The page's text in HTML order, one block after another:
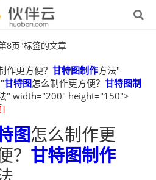
8页"标签的文章
作更方便？ 甘特图制作方法"
甘特图怎么制作更方便？ 甘特图制
" width="200" height="150">
]
图怎么制作更
？ 甘特图制作